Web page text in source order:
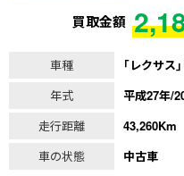
買取金額
車種
｢レクサス
年式
平成27年/
走行距離
43,260Km
車の状態
中古車